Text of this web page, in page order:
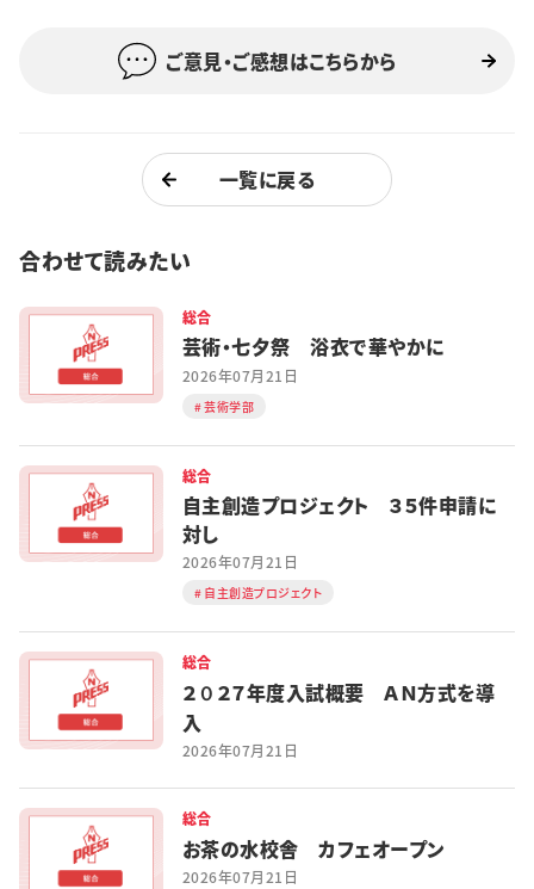
日大文芸賞
ご意見・ご感想はこちらから
一覧に戻る
合わせて読みたい
総合
芸術・七夕祭 浴衣で華やかに
2026年07月21日
芸術学部
総合
自主創造プロジェクト ３５件申請に
対し
2026年07月21日
自主創造プロジェクト
総合
２０２７年度入試概要 ＡＮ方式を導
入
2026年07月21日
総合
お茶の水校舎 カフェオープン
2026年07月21日